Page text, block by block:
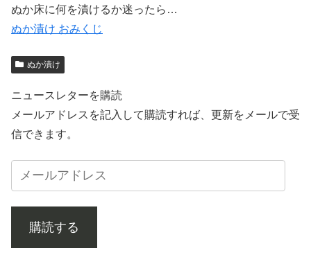
ぬか床に何を漬けるか迷ったら…
ぬか漬け おみくじ
ぬか漬け
ニュースレターを購読
メールアドレスを記入して購読すれば、更新をメールで受
信できます。
購読する